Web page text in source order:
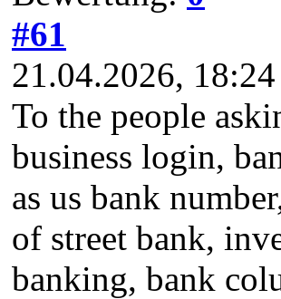
#61
21.04.2026, 18:24
To the people
business login,
as us bank
of street bank,
banking, bank